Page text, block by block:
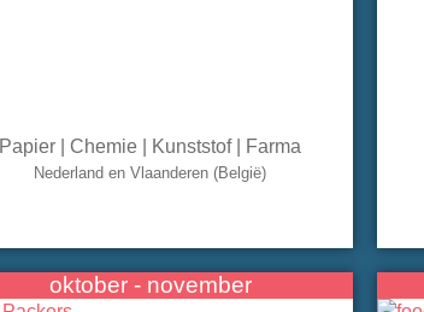
Papier | Chemie | Kunststof | Farma
Nederland en Vlaanderen (België)
oktober - november